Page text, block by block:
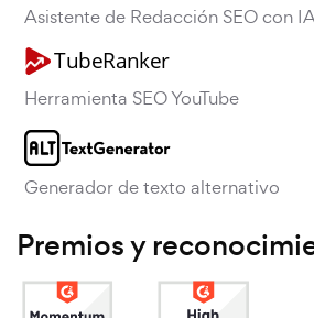
Asistente de Redacción SEO con
Herramienta SEO YouTube
Generador de texto alternativo
Premios y